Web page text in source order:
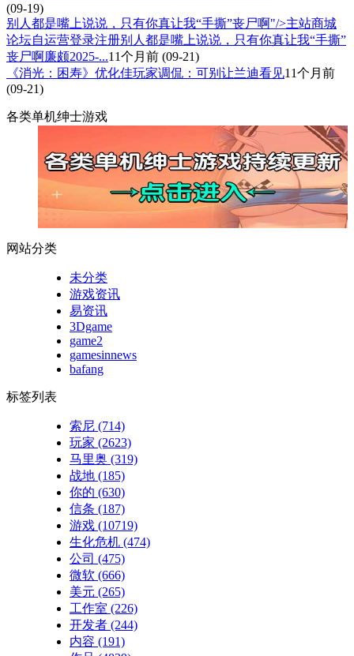
(09-19)
别人都是嘴上说说，只有你真让我“手撕”丧尸啊"/>主站商城
论坛自运营登录注册别人都是嘴上说说，只有你真让我“手撕”
丧尸啊廉颇2025-...11个月前 (09-21)
《消光：困寿》优化佳玩家调侃：可别让兰迪看见11个月前
(09-21)
各类单机绅士游戏
网站分类
未分类
游戏资讯
易资讯
3Dgame
game2
gamesinnews
bafang
标签列表
索尼 (714)
玩家 (2623)
马里奥 (319)
战地 (185)
你的 (630)
信条 (187)
游戏 (10719)
生化危机 (474)
公司 (475)
微软 (666)
美元 (265)
工作室 (226)
开发者 (244)
内容 (191)